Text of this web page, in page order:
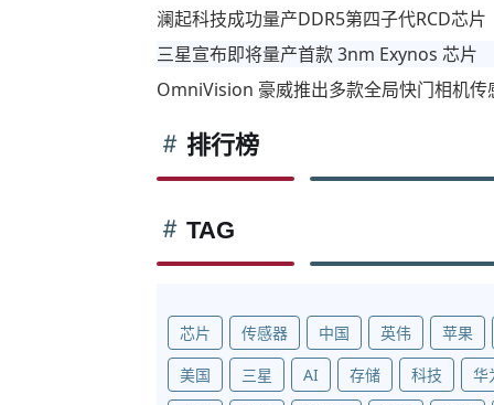
澜起科技成功量产DDR5第四子代RCD芯片
三星宣布即将量产首款 3nm Exynos 芯片
OmniVision 豪威推出多款全局快门相机
排行榜
TAG
芯片 传感器 中国 英伟
苹果
美国
三星 AI 存储 科技
华